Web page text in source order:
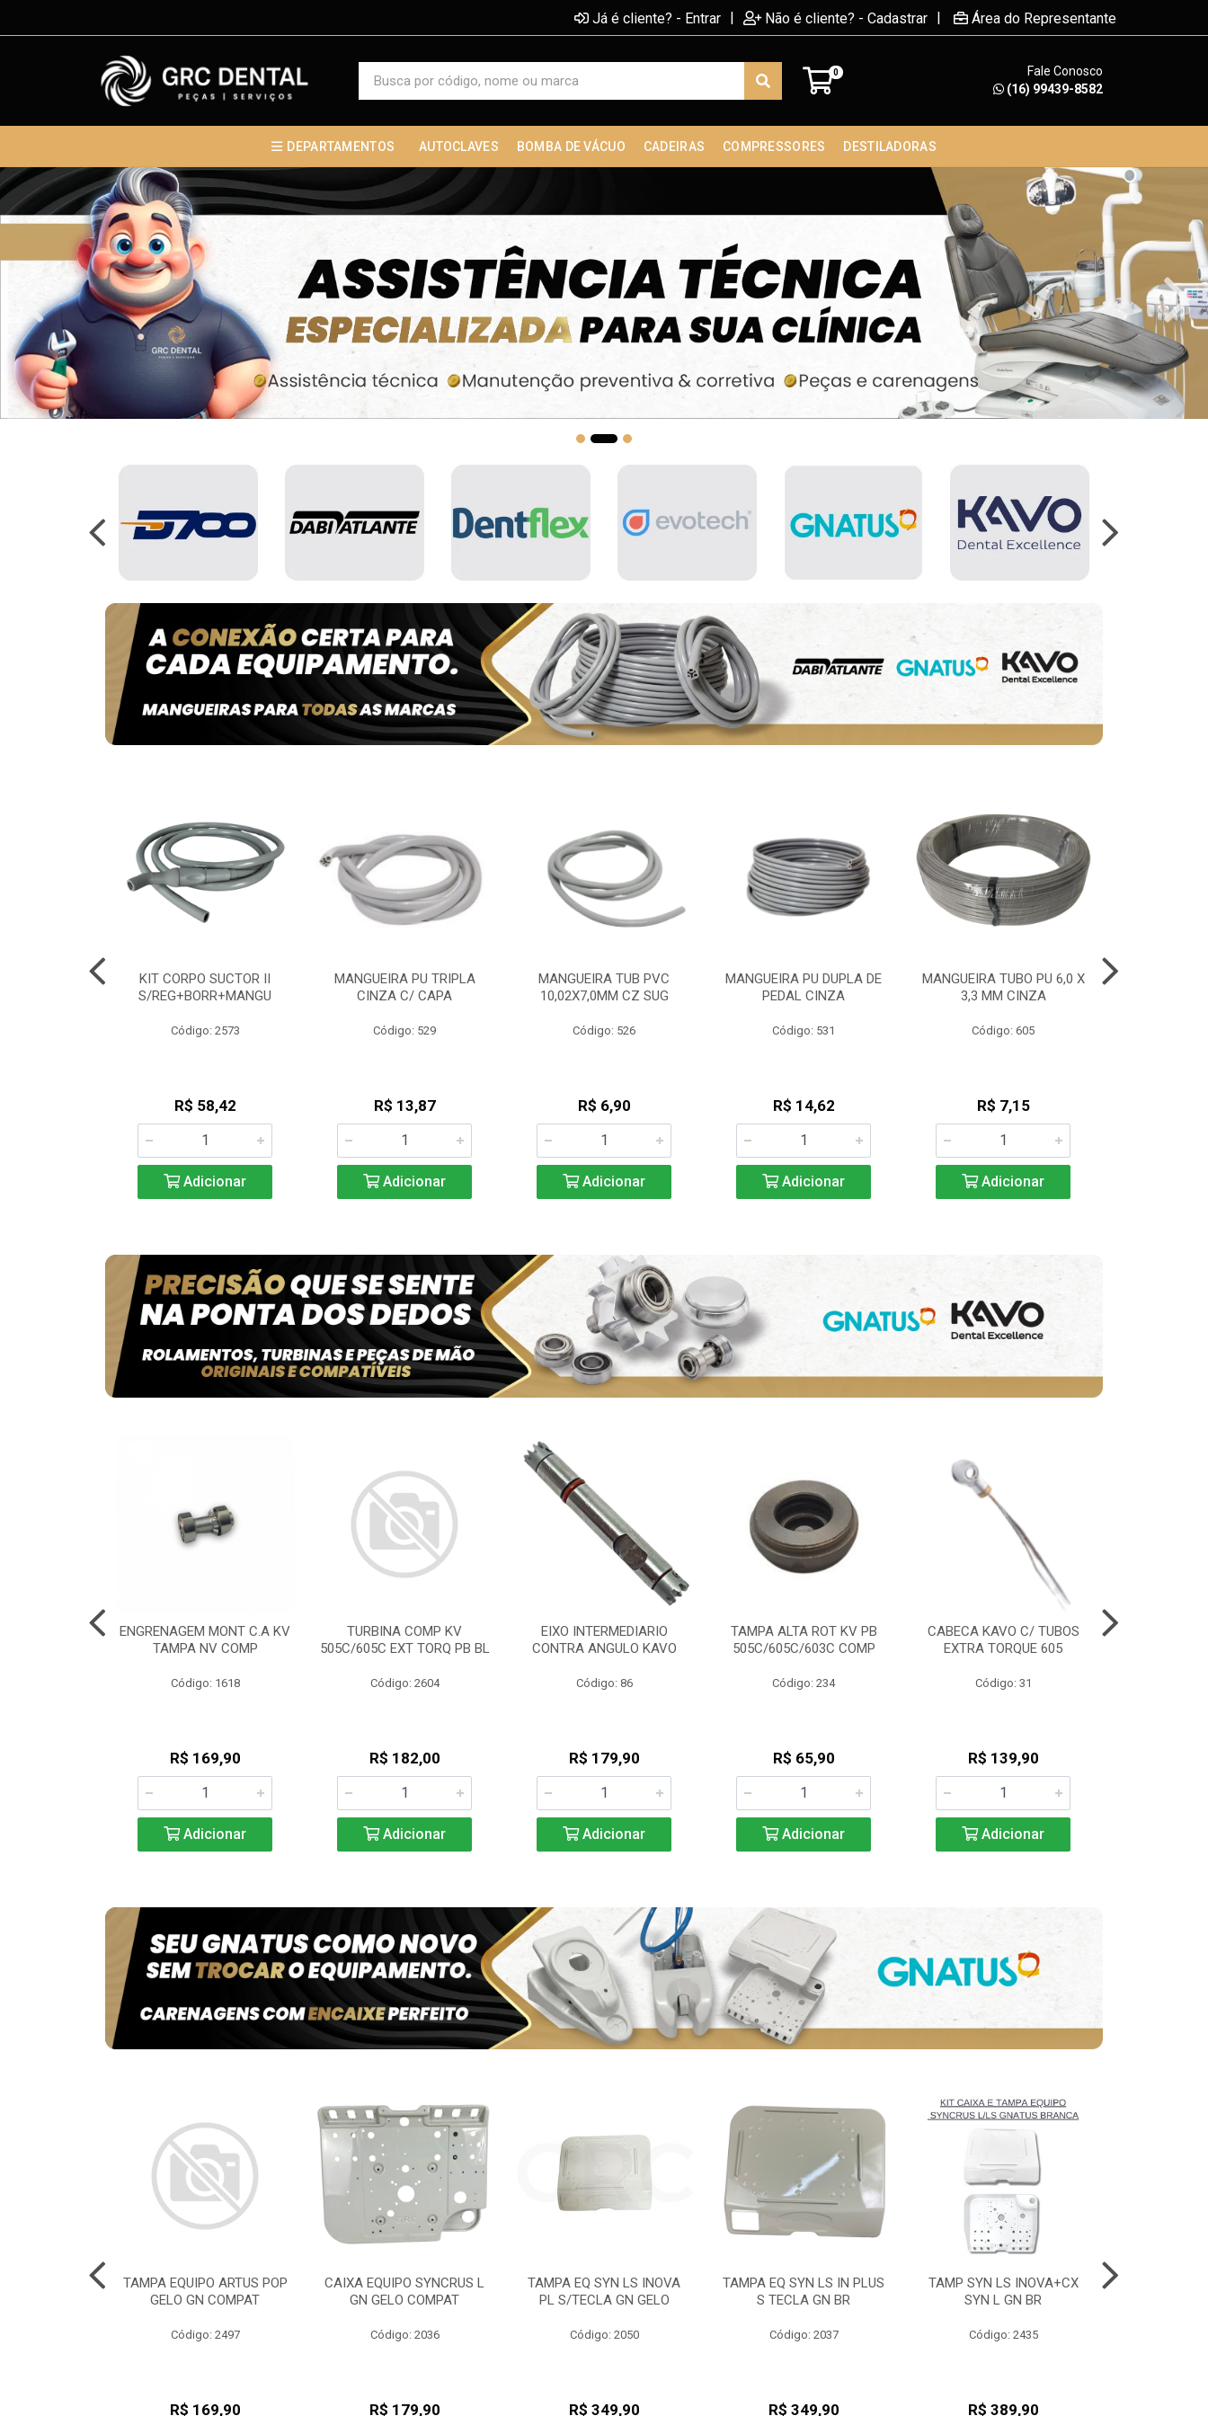
Já é cliente? - Entrar | Não é cliente? - Cadastrar | Área do Representante
0
Fale Conosco
(16) 99439-8582
DEPARTAMENTOS AUTOCLAVES BOMBA DE VÁCUO CADEIRAS COMPRESSORES DESTILADORAS
KIT CORPO SUCTOR II
S/REG+BORR+MANGU
Código: 2573
R$ 58,42
Adicionar
MANGUEIRA PU TRIPLA
CINZA C/ CAPA
Código: 529
R$ 13,87
Adicionar
MANGUEIRA TUB PVC
10,02X7,0MM CZ SUG
Código: 526
R$ 6,90
Adicionar
MANGUEIRA PU DUPLA DE
PEDAL CINZA
Código: 531
R$ 14,62
Adicionar
MANGUEIRA TUBO PU 6,0 X
3,3 MM CINZA
Código: 605
R$ 7,15
Adicionar
ENGRENAGEM MONT C.A KV
TAMPA NV COMP
Código: 1618
R$ 169,90
Adicionar
TURBINA COMP KV
505C/605C EXT TORQ PB BL
Código: 2604
R$ 182,00
Adicionar
EIXO INTERMEDIARIO
CONTRA ANGULO KAVO
Código: 86
R$ 179,90
Adicionar
TAMPA ALTA ROT KV PB
505C/605C/603C COMP
Código: 234
R$ 65,90
Adicionar
CABECA KAVO C/ TUBOS
EXTRA TORQUE 605
Código: 31
R$ 139,90
Adicionar
TAMPA EQUIPO ARTUS POP
GELO GN COMPAT
Código: 2497
R$ 169,90
CAIXA EQUIPO SYNCRUS L
GN GELO COMPAT
Código: 2036
R$ 179,90
TAMPA EQ SYN LS INOVA
PL S/TECLA GN GELO
Código: 2050
R$ 349,90
TAMPA EQ SYN LS IN PLUS
S TECLA GN BR
Código: 2037
R$ 349,90
TAMP SYN LS INOVA+CX
SYN L GN BR
Código: 2435
R$ 389,90